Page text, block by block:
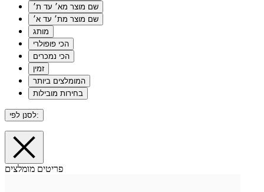
שם מוצר מא׳ עד ת׳
שם מוצר מת׳ עד א׳
מותג
הכי פופולרי
הכי נמכרים
זמין
המומלצים ביותר
בחירות מובילות
לסנן לפי:
פריטים מומלצים